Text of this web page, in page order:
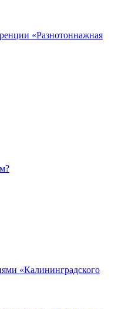
«Разнотоннажная
«Калининградского